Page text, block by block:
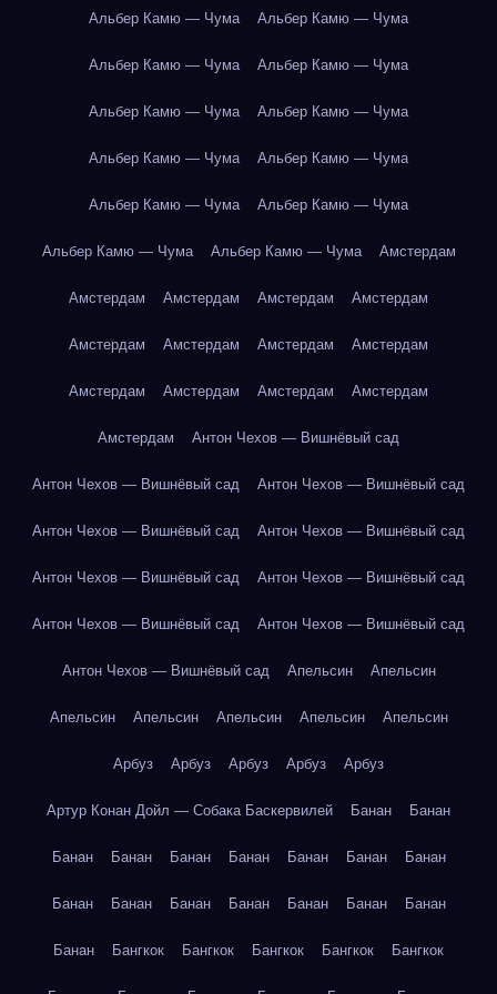
Альбер Камю — Чума Альбер Камю — Чума
Альбер Камю — Чума Альбер Камю — Чума
Альбер Камю — Чума Альбер Камю — Чума
Альбер Камю — Чума Альбер Камю — Чума
Альбер Камю — Чума Альбер Камю — Чума
Альбер Камю — Чума Альбер Камю — Чума Амстердам
Амстердам Амстердам Амстердам Амстердам
Амстердам Амстердам Амстердам Амстердам
Амстердам Амстердам Амстердам Амстердам
Амстердам Антон Чехов — Вишнёвый сад
Антон Чехов — Вишнёвый сад Антон Чехов — Вишнёвый сад
Антон Чехов — Вишнёвый сад Антон Чехов — Вишнёвый сад
Антон Чехов — Вишнёвый сад Антон Чехов — Вишнёвый сад
Антон Чехов — Вишнёвый сад Антон Чехов — Вишнёвый сад
Антон Чехов — Вишнёвый сад Апельсин Апельсин
Апельсин Апельсин Апельсин Апельсин Апельсин
Арбуз Арбуз Арбуз Арбуз Арбуз
Артур Конан Дойл — Собака Баскервилей Банан Банан
Банан Банан Банан Банан Банан Банан Банан
Банан Банан Банан Банан Банан Банан Банан
Банан Бангкок Бангкок Бангкок Бангкок Бангкок